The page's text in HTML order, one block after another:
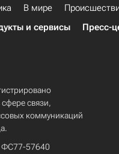
В мире
и сервисы Пресс-
связи,
коммуникаций
ФС77-57640